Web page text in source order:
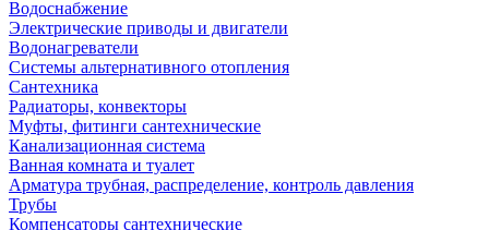
Водоснабжение
Электрические приводы и двигатели
Водонагреватели
Системы альтернативного отопления
Сантехника
Радиаторы, конвекторы
Муфты, фитинги сантехнические
Канализационная система
Ванная комната и туалет
Арматура трубная, распределение, контроль давления
Трубы
Компенсаторы сантехнические